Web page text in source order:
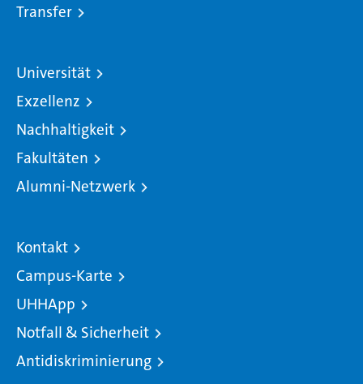
Transfer
Universität
Exzellenz
Nachhaltigkeit
Fakultäten
Alumni-Netzwerk
Kontakt
Campus-Karte
UHHApp
Notfall & Sicherheit
Antidiskriminierung